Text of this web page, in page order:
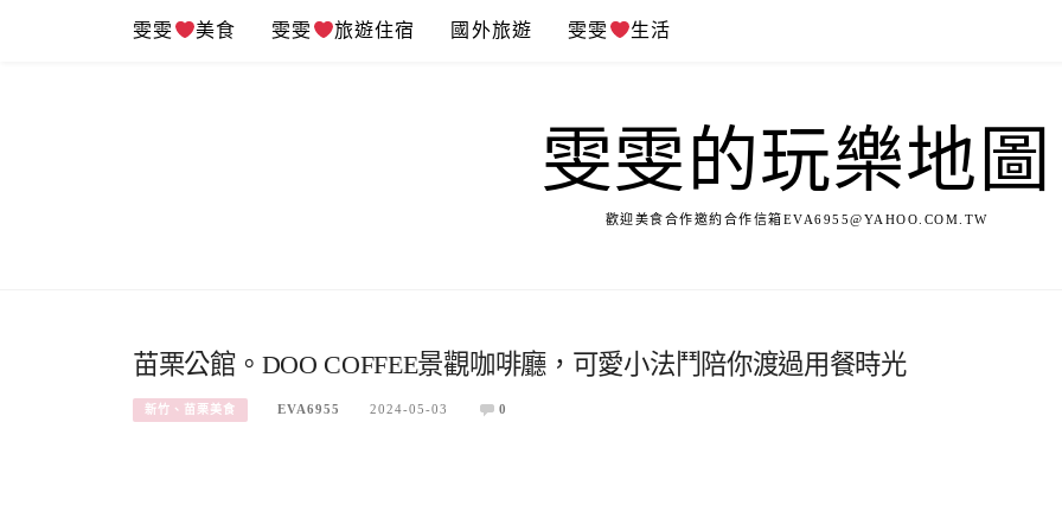
雯雯 美食 雯雯 旅遊住宿 國外旅遊 雯雯 生活
雯雯的玩樂地圖
歡迎美食合作邀約合作信箱EVA6955@YAHOO.COM.TW
苗栗公館。DOO COFFEE景觀咖啡廳，可愛小法鬥陪你渡過用餐時光
新竹、苗栗美食 EVA6955 2024-05-03 0